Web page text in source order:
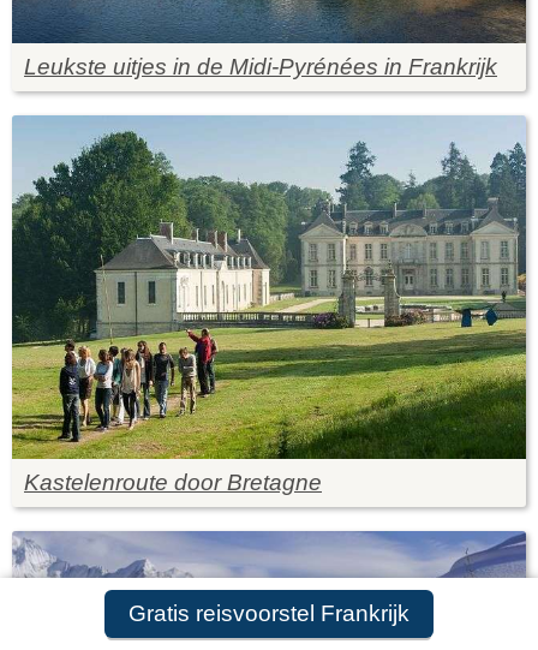
Gratis reisvoorstel Frankrijk
Leukste uitjes in de Midi-Pyrénées in Frankrijk
Kastelenroute door Bretagne